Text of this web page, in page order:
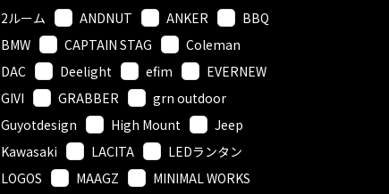
2ルーム ANDNUT ANKER
BBQ
BMW
CAPTAIN STAG
Coleman
DAC
Deelight efim
EVERNEW
GIVI
GRABBER
grn outdoor
Guyotdesign
High Mount
Jeep
Kawasaki
LACITA
LEDランタン
LOGOS
MAAGZ
MINIMAL WORKS